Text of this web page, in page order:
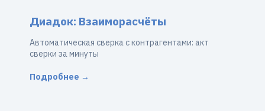
Диадок: Взаиморасчёты
Автоматическая сверка с контрагентами: акт
сверки за минуты
Подробнее →